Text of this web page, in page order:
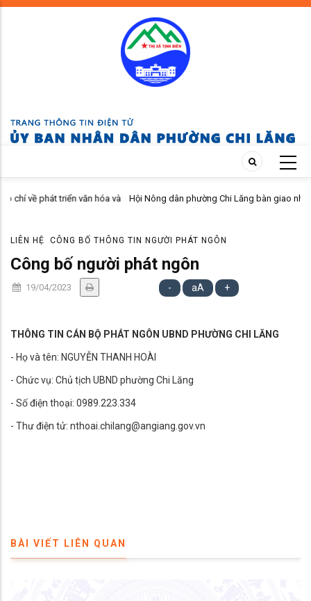
Skip
văn hóa và
Hội Nông dân phường Chi Lăng bàn giao nhà Mái ấm nông dân
LIÊN HỆ CÔNG BỐ THÔNG TIN NGƯỜI PHÁT NGÔN
Công bố người phát ngôn
19/04/2023 - aA +
THÔNG TIN CÁN BỘ PHÁT NGÔN UBND PHƯỜNG CHI LĂNG
- Họ và tên: NGUYỄN THANH HOÀI
- Chức vụ: Chủ tịch UBND phường Chi Lăng
- Số điện thoại: 0989.223.334
- Thư điện tử: nthoai.chilang@angiang.gov.vn
BÀI VIẾT LIÊN QUAN